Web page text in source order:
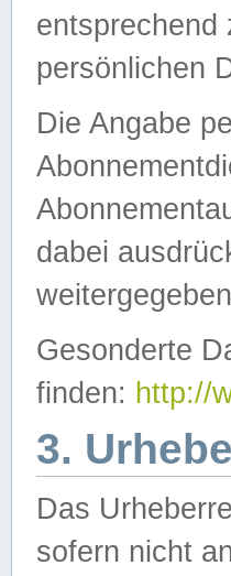
entsprechend
persönlichen
Die Angabe
dabei
Gesonderte
finden: http://
3.
Das
sofern nicht